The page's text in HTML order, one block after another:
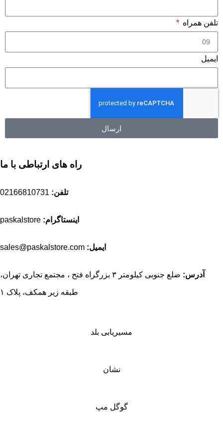
تلفن همراه
ایمیل
ارسال
راه های ارتباطی با ما
تلفن: 02166810731
اینستاگرام: paskalstore
ایمیل: sales@paskalstore.com
آدرس: ضلع جنوبی کیلومتر ۳ بزرگراه فتح ، مجتمع تجاری تهران،
طبقه زیر همکف، پلاک ۱
مسیریابی بلد
نشان
گوگل مپ